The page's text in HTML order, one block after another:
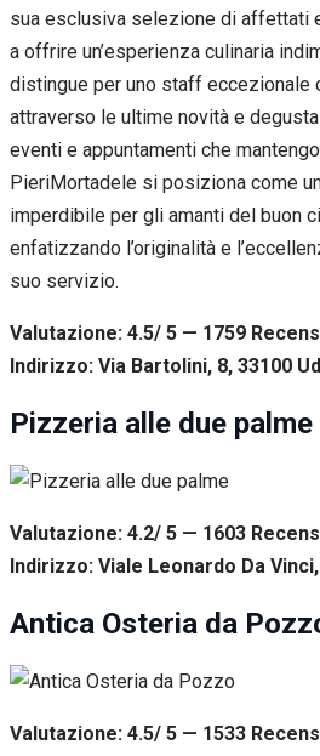
sua esclusiva selezione di affettati
a offrire un’esperienza culinaria
distingue per uno staff eccezionale
attraverso le ultime novità e
eventi e appuntamenti che
PieriMortadele si posiziona come
imperdibile per gli amanti del buon
enfatizzando l’originalità e
suo servizio.
Valutazione: 4.5/ 5 — 1759 R
Indirizzo: Via Bartolini, 8, 33100
Pizzeria alle due palme
Valutazione: 4.2/ 5 — 1603 R
Indirizzo: Viale Leonardo Da
Antica Osteria da
Valutazione: 4.5/ 5 — 1533 R